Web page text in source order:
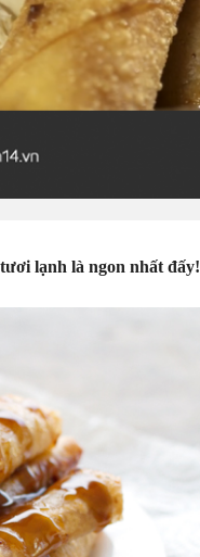
lạnh là ngon nhất đấy!